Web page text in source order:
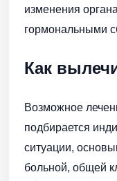
изменения
гормональными
Как
Возможное
подбирается
ситуации,
больной, общей